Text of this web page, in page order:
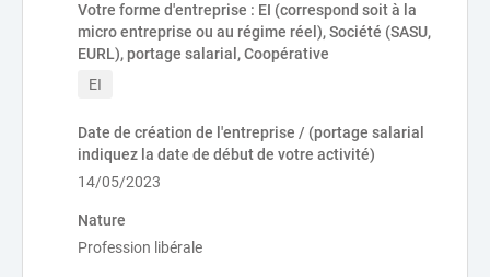
Votre forme d'entreprise : EI (correspond soit à la
micro entreprise ou au régime réel), Société (SASU,
EURL), portage salarial, Coopérative
EI
Date de création de l'entreprise / (portage salarial
indiquez la date de début de votre activité)
14/05/2023
Nature
Profession libérale